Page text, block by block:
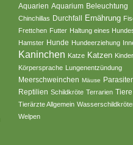
Aquarien Aquarium Beleuchtung
Chinchillas Durchfall Ernährung
Frettchen Futter Haltung eines
Hamster Hunde Hundeerziehung
Kaninchen Katze Katzen
Körpersprache Lungenentzündung
Meerschweinchen Mäuse
Reptilien Schildkröte Terrarien Tiere
Tierärzte Allgemein
Welpen